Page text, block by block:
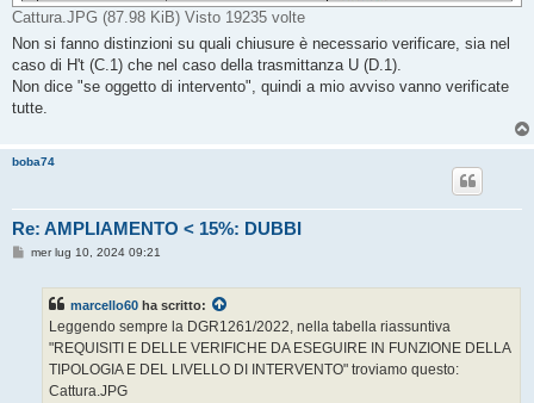
Cattura.JPG (87.98 KiB) Visto 19235 volte
Non si fanno distinzioni su quali chiusure è necessario verificare, sia nel
caso di H't (C.1) che nel caso della trasmittanza U (D.1).
Non dice "se oggetto di intervento", quindi a mio avviso vanno verificate
tutte.
boba74
Re: AMPLIAMENTO < 15%: DUBBI
Mmer lug 10, 2024 09:21
marcello60 ha scritto:
Leggendo sempre la DGR1261/2022, nella tabella riassuntiva
"REQUISITI E DELLE VERIFICHE DA ESEGUIRE IN FUNZIONE DELLA
TIPOLOGIA E DEL LIVELLO DI INTERVENTO" troviamo questo:
Cattura.JPG